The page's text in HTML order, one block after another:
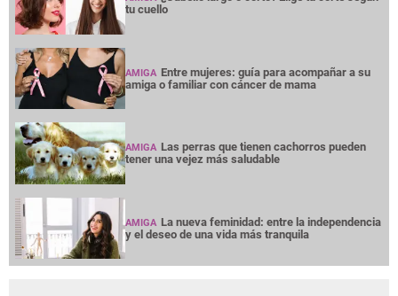
tu cuello
AMIGA Entre mujeres: guía para acompañar a su
amiga o familiar con cáncer de mama
AMIGA Las perras que tienen cachorros pueden
tener una vejez más saludable
AMIGA La nueva feminidad: entre la independencia
y el deseo de una vida más tranquila